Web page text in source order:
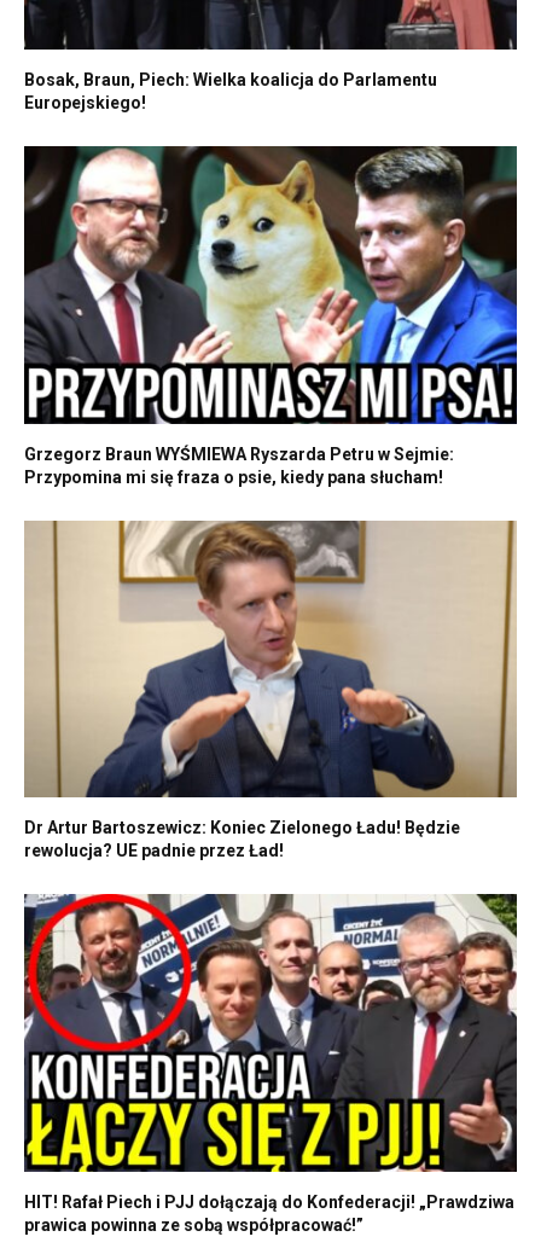
Bosak, Braun, Piech: Wielka koalicja do Parlamentu
Europejskiego!
Grzegorz Braun WYŚMIEWA Ryszarda Petru w Sejmie:
Przypomina mi się fraza o psie, kiedy pana słucham!
Dr Artur Bartoszewicz: Koniec Zielonego Ładu! Będzie
rewolucja? UE padnie przez Ład!
HIT! Rafał Piech i PJJ dołączają do Konfederacji! „Prawdziwa
prawica powinna ze sobą współpracować!”